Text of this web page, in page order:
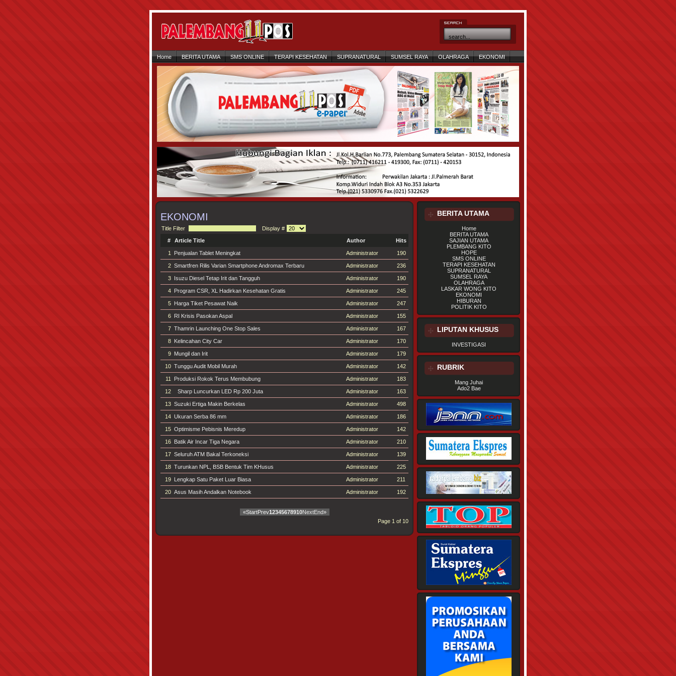
Home BERITA UTAMA SMS ONLINE TERAPI KESEHATAN SUPRANATURAL SUMSEL RAYA OLAHRAGA EKONOMI
BERITA UTAMA
Home
BERITA UTAMA
SAJIAN UTAMA
PLEMBANG KITO
HOPE
SMS ONLINE
TERAPI KESEHATAN
SUPRANATURAL
SUMSEL RAYA
OLAHRAGA
LASKAR WONG KITO
EKONOMI
HIBURAN
POLITIK KITO
LIPUTAN KHUSUS
INVESTIGASI
RUBRIK
Mang Juhai
Ado2 Bae
EKONOMI
Title Filter
Display #
#
Article Title Author Hits
1 Penjualan Tablet Meningkat Administrator 190
2 Smartfren Rilis Varian Smartphone Andromax Terbaru Administrator 236
3 Isuzu Diesel Tetap Irit dan Tangguh Administrator 190
4 Program CSR, XL Hadirkan Kesehatan Gratis Administrator 245
5 Harga Tiket Pesawat Naik Administrator 247
6 RI Krisis Pasokan Aspal Administrator 155
7 Thamrin Launching One Stop Sales Administrator 167
8 Kelincahan City Car Administrator 170
9 Mungil dan Irit Administrator 179
10 Tunggu Audit Mobil Murah Administrator 142
11 Produksi Rokok Terus Membubung Administrator 183
12 Sharp Luncurkan LED Rp 200 Juta Administrator 163
13 Suzuki Ertiga Makin Berkelas Administrator 498
14 Ukuran Serba 86 mm Administrator 186
15 Optimisme Pebisnis Meredup Administrator 142
16 Batik Air Incar Tiga Negara Administrator 210
17 Seluruh ATM Bakal Terkoneksi Administrator 139
18 Turunkan NPL, BSB Bentuk Tim KHusus Administrator 225
19 Lengkap Satu Paket Luar Biasa Administrator 211
20 Asus Masih Andalkan Notebook Administrator 192
«StartPrev12345678910NextEnd»
Page 1 of 10